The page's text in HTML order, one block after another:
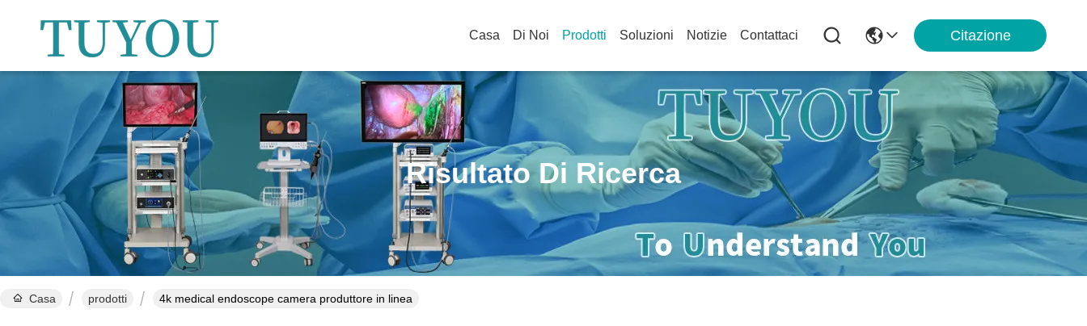
Casa Di Noi Prodotti Soluzioni Notizie Contattaci Citazione
Risultato Di Ricerca
Casa prodotti 4k medical endoscope camera produttore in linea